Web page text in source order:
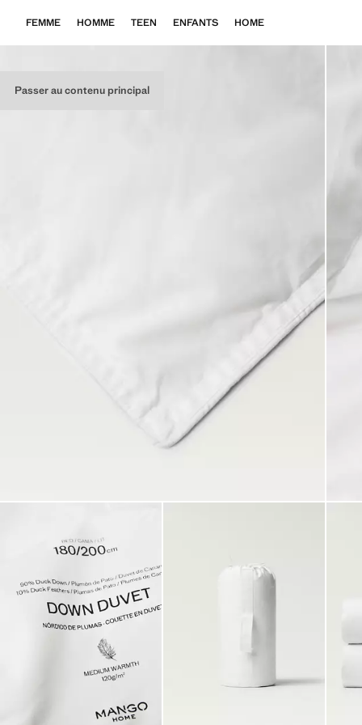
Passer au contenu principal
FEMME HOMME TEEN ENFANTS HOME